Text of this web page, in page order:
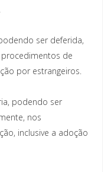
ser deferida,
de
por estrangeiros.
podendo ser
nos
inclusive a adoção